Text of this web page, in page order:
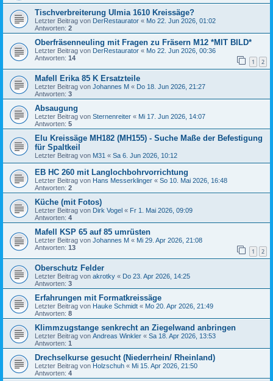
Tischverbreiterung Ulmia 1610 Kreissäge?
Letzter Beitrag von DerRestaurator « Mo 22. Jun 2026, 01:02
Antworten: 2
Oberfräsenneuling mit Fragen zu Fräsern M12 *MIT BILD*
Letzter Beitrag von DerRestaurator « Mo 22. Jun 2026, 00:36
Antworten: 14 1 2
Mafell Erika 85 K Ersatzteile
Letzter Beitrag von Johannes M « Do 18. Jun 2026, 21:27
Antworten: 3
Absaugung
Letzter Beitrag von Sternenreiter « Mi 17. Jun 2026, 14:07
Antworten: 5
Elu Kreissäge MH182 (MH155) - Suche Maße der Befestigung
für Spaltkeil
Letzter Beitrag von M31 « Sa 6. Jun 2026, 10:12
EB HC 260 mit Langlochbohrvorrichtung
Letzter Beitrag von Hans Messerklinger « So 10. Mai 2026, 16:48
Antworten: 2
Küche (mit Fotos)
Letzter Beitrag von Dirk Vogel « Fr 1. Mai 2026, 09:09
Antworten: 4
Mafell KSP 65 auf 85 umrüsten
Letzter Beitrag von Johannes M « Mi 29. Apr 2026, 21:08
Antworten: 13 1 2
Oberschutz Felder
Letzter Beitrag von akrotky « Do 23. Apr 2026, 14:25
Antworten: 3
Erfahrungen mit Formatkreissäge
Letzter Beitrag von Hauke Schmidt « Mo 20. Apr 2026, 21:49
Antworten: 8
Klimmzugstange senkrecht an Ziegelwand anbringen
Letzter Beitrag von Andreas Winkler « Sa 18. Apr 2026, 13:53
Antworten: 1
Drechselkurse gesucht (Niederrhein/ Rheinland)
Letzter Beitrag von Holzschuh « Mi 15. Apr 2026, 21:50
Antworten: 4